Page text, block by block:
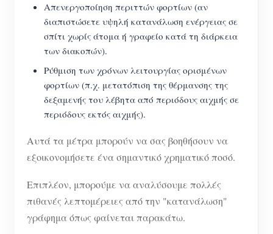
Απενεργοποίηση περιττών φορτίων (αν
διαπιστώσετε υψηλή κατανάλωση ενέργειας σε
σπίτι χωρίς άτομα ή γραφείο κατά τη διάρκεια
των διακοπών).
Ρύθμιση των χρόνων λειτουργίας ορισμένων
φορτίων (π.χ. μετατόπιση της θέρμανσης της
δεξαμενής του λέβητα από περιόδους αιχμής σε
περιόδους εκτός αιχμής).
Αυτά τα μέτρα μπορούν να σας βοηθήσουν να
εξοικονομήσετε ένα σημαντικό χρηματικό ποσό.
Επιπλέον, μπορούμε να αναλύσουμε πολλές
πιθανές λεπτομέρειες από την "κατανάλωση"
γράφημα όπως φαίνεται παρακάτω.